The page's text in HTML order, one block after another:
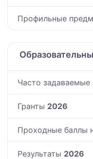
Профильные
Часто задаваемые
Гранты 2026
Проходные баллы
Результаты 2026